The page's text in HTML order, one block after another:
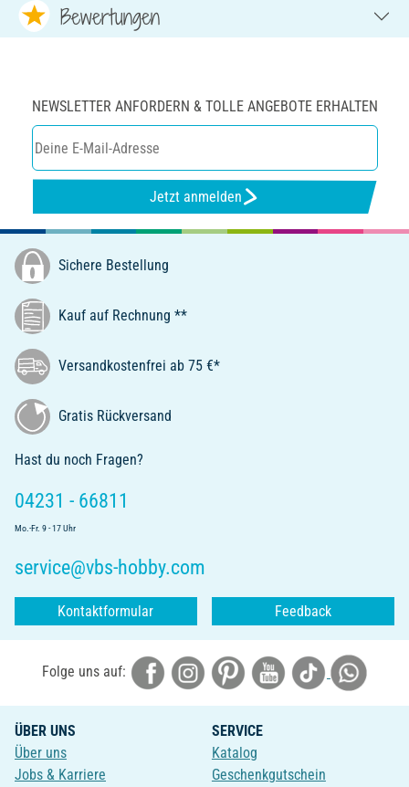
Bewertungen
NEWSLETTER ANFORDERN & TOLLE ANGEBOTE ERHALTEN
Jetzt anmelden
Sichere Bestellung
Kauf auf Rechnung **
Versandkostenfrei ab 75 €*
Gratis Rückversand
Hast du noch Fragen?
04231 - 66811
Mo.-Fr. 9 - 17 Uhr
service@vbs-hobby.com
Kontaktformular Feedback
Folge uns auf:
ÜBER UNS
Über uns
Jobs & Karriere
SERVICE
Katalog
Geschenkgutschein